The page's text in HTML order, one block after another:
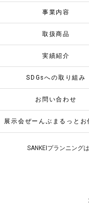
事業内容
取扱商品
実績紹介
SDGsへの取り組み
お問い合わせ
展示会ぜーんぶまるっとお
SANKEIプランニング